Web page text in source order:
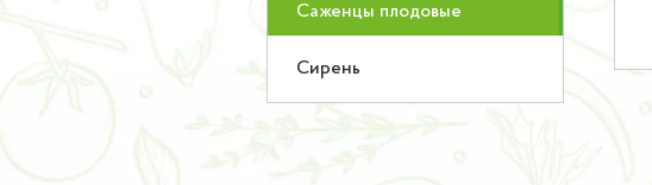
Саженцы плодовые
Сирень